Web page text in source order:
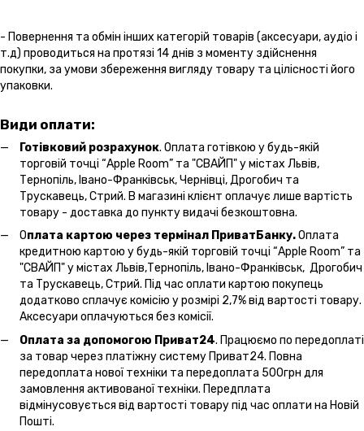
- Повернення та обмін інших категорій товарів (аксесуари, аудіо і
т.д) проводиться на протязі 14 днів з моменту здійснення
покупки, за умови збереження вигляду товару та цілісності його
упаковки.
Види оплати:
Готівковий розрахунок. Оплата готівкою у будь-якій
торговій точці “Apple Room” та "СВАЙП" у містах Львів,
Тернопіль, Івано-Франківськ, Чернівці, Дрогобич та
Трускавець, Стрий. В магазині клієнт оплачує лише вартість
товару - доставка до пункту видачі безкоштовна.
Оплата картою через термінал ПриватБанку.Оплата
кредитною картою у будь-якій торговій точці “Apple Room” та
"СВАЙП" у містах Львів,Тернопіль, Івано-Франківськ, Дрогобич
та Трускавець, Стрий. Під час оплати картою покупець
додатково сплачує комісію у розмірі 2,7% від вартості товару.
Аксесуари оплачуються без комісії.
Оплата за допомогою Приват24. Працюємо по передоплаті
за товар через платіжну систему Приват24. Повна
передоплата нової техніки та передоплата 500грн для
замовлення активованої техніки. Передплата
відмінусовується від вартості товару під час оплати на Новій
Пошті.